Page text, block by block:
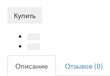
Купить
Описание
Отзывов (0)